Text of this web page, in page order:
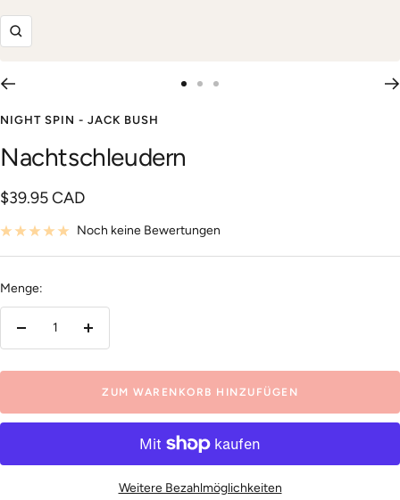
Zoom
gehen
NIGHT SPIN - JACK BUSH
Nachtschleudern
Angebotspreis
$39.95 CAD
Noch keine Bewertungen
Menge:
Menge
Menge
ZUM WARENKORB HINZUFÜGEN
Weitere Bezahlmöglichkeiten